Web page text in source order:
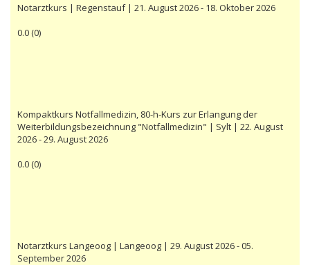
Notarztkurs | Regenstauf | 21. August 2026 - 18. Oktober 2026
0.0(0)
Kompaktkurs Notfallmedizin, 80-h-Kurs zur Erlangung der
Weiterbildungsbezeichnung "Notfallmedizin" | Sylt | 22. August
2026 - 29. August 2026
0.0(0)
Notarztkurs Langeoog | Langeoog | 29. August 2026 - 05.
September 2026